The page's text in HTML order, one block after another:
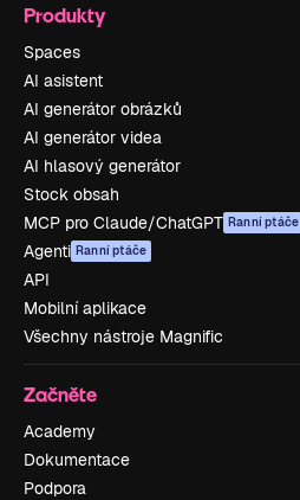
Produkty
Spaces
AI asistent
AI generátor obrázků
AI generátor videa
AI hlasový generátor
Stock obsah
MCP pro Claude/ChatGPT Ranní ptáče
Agenti Ranní ptáče
API
Mobilní aplikace
Všechny nástroje Magnific
Začněte
Academy
Dokumentace
Podpora